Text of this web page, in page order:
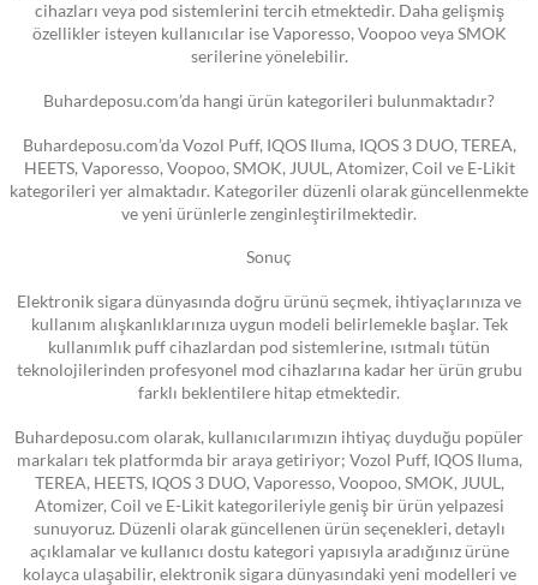
cihazları veya pod sistemlerini tercih etmektedir. Daha gelişmiş
özellikler isteyen kullanıcılar ise Vaporesso, Voopoo veya SMOK
serilerine yönelebilir.
Buhardeposu.com’da hangi ürün kategorileri bulunmaktadır?
Buhardeposu.com’da Vozol Puff, IQOS Iluma, IQOS 3 DUO, TEREA,
HEETS, Vaporesso, Voopoo, SMOK, JUUL, Atomizer, Coil ve E-Likit
kategorileri yer almaktadır. Kategoriler düzenli olarak güncellenmekte
ve yeni ürünlerle zenginleştirilmektedir.
Sonuç
Elektronik sigara dünyasında doğru ürünü seçmek, ihtiyaçlarınıza ve
kullanım alışkanlıklarınıza uygun modeli belirlemekle başlar. Tek
kullanımlık puff cihazlardan pod sistemlerine, ısıtmalı tütün
teknolojilerinden profesyonel mod cihazlarına kadar her ürün grubu
farklı beklentilere hitap etmektedir.
Buhardeposu.com olarak, kullanıcılarımızın ihtiyaç duyduğu popüler
markaları tek platformda bir araya getiriyor; Vozol Puff, IQOS Iluma,
TEREA, HEETS, IQOS 3 DUO, Vaporesso, Voopoo, SMOK, JUUL,
Atomizer, Coil ve E-Likit kategorileriyle geniş bir ürün yelpazesi
sunuyoruz. Düzenli olarak güncellenen ürün seçenekleri, detaylı
açıklamalar ve kullanıcı dostu kategori yapısıyla aradığınız ürüne
kolayca ulaşabilir, elektronik sigara dünyasındaki yeni modelleri ve